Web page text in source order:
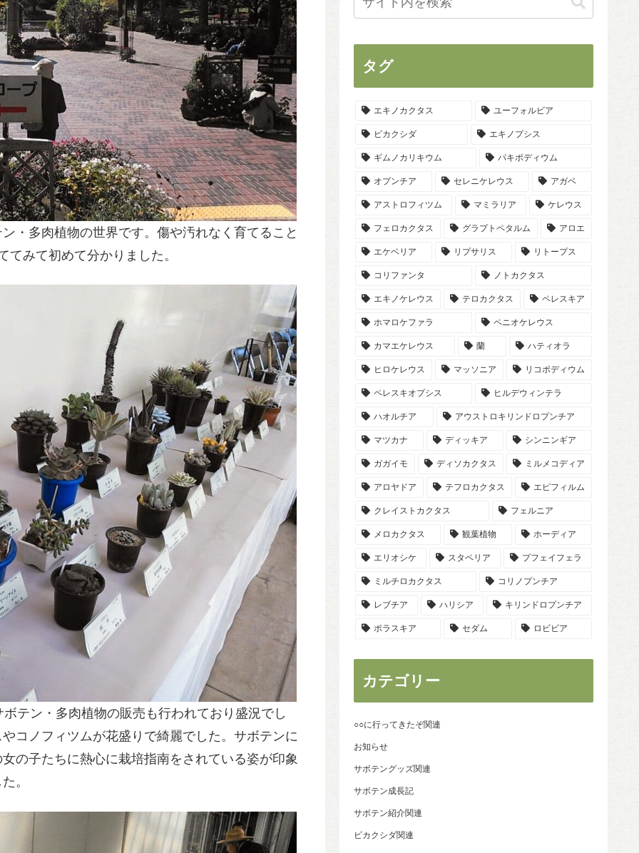
・多肉植物の世界です。傷や汚れなく育てること
みて初めて分かりました。
テン・多肉植物の販売も行われており盛況でし
コノフィツムが花盛りで綺麗でした。サボテンに
の子たちに熱心に栽培指南をされている姿が印象
。
タグ
エキノカクタス ユーフォルビア
ビカクシダ エキノプシス
ギムノカリキウム パキポディウム
オプンチア セレニケレウス アガベ
アストロフィツム マミラリア ケレウス
フェロカクタス グラプトペタルム アロエ
エケベリア リプサリス リトープス
コリファンタ ノトカクタス
エキノケレウス テロカクタス ペレスキア
ホマロケファラ ペニオケレウス
カマエケレウス 蘭 ハティオラ
ヒロケレウス マッソニア リコポディウム
ペレスキオプシス ヒルデウィンテラ
ハオルチア アウストロキリンドロプンチア
マツカナ ディッキア シンニンギア
ガガイモ ディソカクタス ミルメコディア
アロヤドア テフロカクタス エピフィルム
クレイストカクタス フェルニア
メロカクタス 観葉植物 ホーディア
エリオシケ スタペリア プフェイフェラ
ミルチロカクタス コリノプンチア
レブチア ハリシア キリンドロプンチア
ポラスキア セダム ロビビア
カテゴリー
○○に行ってきたぞ関連
お知らせ
サボテングッズ関連
サボテン成長記
サボテン紹介関連
ビカクシダ関連